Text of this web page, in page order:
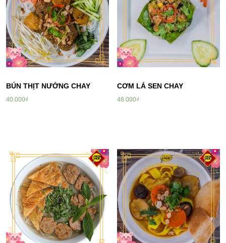
BÚN THỊT NƯỚNG CHAY
40.000₫
CƠM LÁ SEN CHAY
48.000₫